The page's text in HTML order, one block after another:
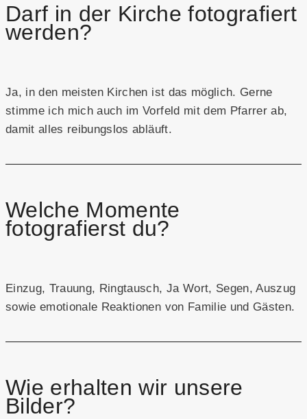
Darf in der Kirche fotografiert
werden?
Ja, in den meisten Kirchen ist das möglich. Gerne
stimme ich mich auch im Vorfeld mit dem Pfarrer ab,
damit alles reibungslos abläuft.
Welche Momente
fotografierst du?
Einzug, Trauung, Ringtausch, Ja Wort, Segen, Auszug
sowie emotionale Reaktionen von Familie und Gästen.
Wie erhalten wir unsere
Bilder?